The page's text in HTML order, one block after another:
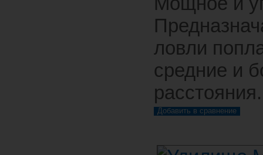
ловли
средние и
расстояния.